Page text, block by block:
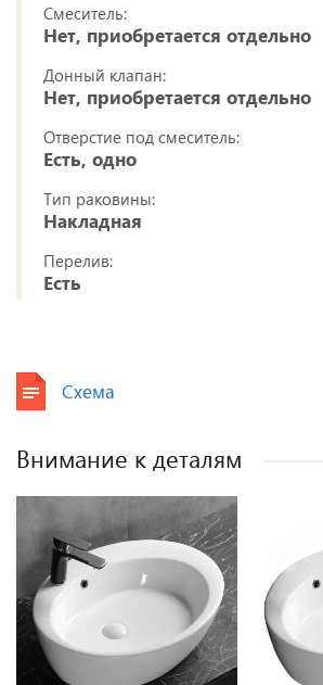
Смеситель:
Нет, приобретается отдельно
Донный клапан:
Нет, приобретается отдельно
Отверстие под смеситель:
Есть, одно
Тип раковины:
Накладная
Перелив:
Есть
Схема
Внимание к деталям